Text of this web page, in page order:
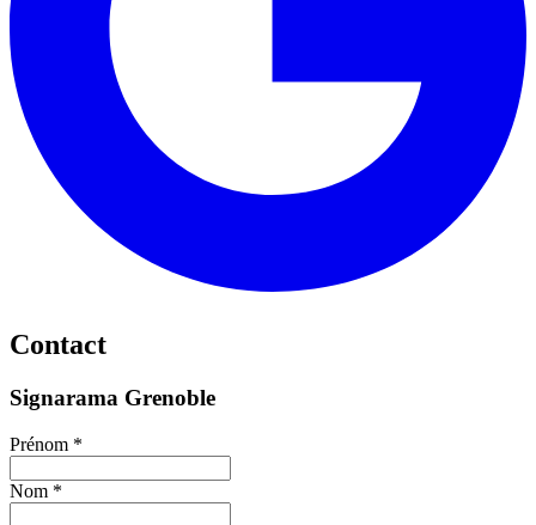
Contact
Signarama Grenoble
Prénom *
Nom *